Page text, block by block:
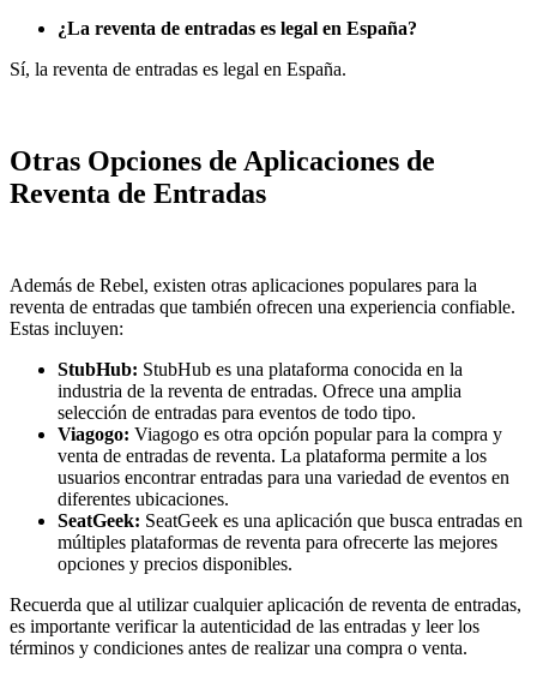
¿La reventa de entradas es legal en España?
Sí, la reventa de entradas es legal en España.
Otras Opciones de Aplicaciones de
Reventa de Entradas
Además de Rebel, existen otras aplicaciones populares para la
reventa de entradas que también ofrecen una experiencia confiable.
Estas incluyen:
StubHub: StubHub es una plataforma conocida en la
industria de la reventa de entradas. Ofrece una amplia
selección de entradas para eventos de todo tipo.
Viagogo: Viagogo es otra opción popular para la compra y
venta de entradas de reventa. La plataforma permite a los
usuarios encontrar entradas para una variedad de eventos en
diferentes ubicaciones.
SeatGeek: SeatGeek es una aplicación que busca entradas en
múltiples plataformas de reventa para ofrecerte las mejores
opciones y precios disponibles.
Recuerda que al utilizar cualquier aplicación de reventa de entradas,
es importante verificar la autenticidad de las entradas y leer los
términos y condiciones antes de realizar una compra o venta.